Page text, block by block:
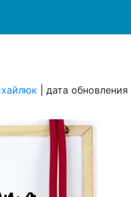
дата обновления